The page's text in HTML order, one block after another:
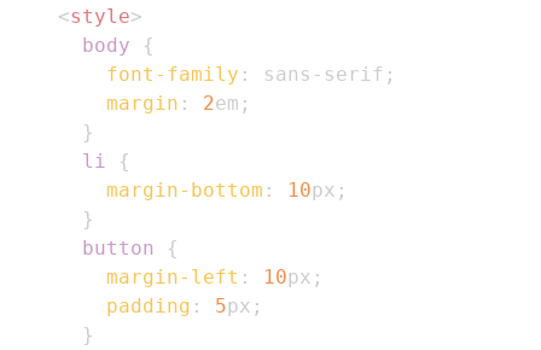
<style>
body
{
font-family : sans-serif ;
margin : 2em ;
}
li
{
margin-bottom : 10px ;
}
button
{
margin-left : 10px ;
padding : 5px ;
}